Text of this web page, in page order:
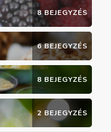
8 BEJEGYZÉS
6 BEJEGYZÉS
8 BEJEGYZÉS
2 BEJEGYZÉS